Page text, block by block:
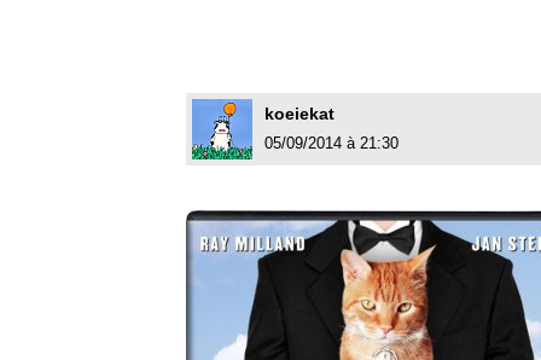
koeiekat
05/09/2014 à 21:30